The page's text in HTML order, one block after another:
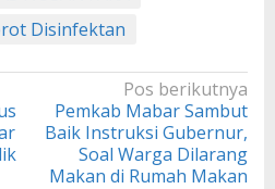
Disinfektan
Pos berikutnya
Pemkab Mabar Sambut
Baik Instruksi Gubernur,
Soal Warga Dilarang
Makan di Rumah Makan